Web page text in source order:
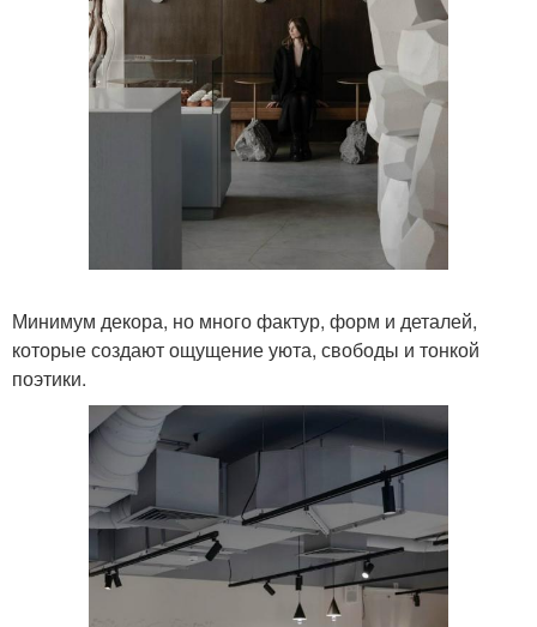
Минимум декора, но много фактур, форм и деталей,
которые создают ощущение уюта, свободы и тонкой
поэтики.